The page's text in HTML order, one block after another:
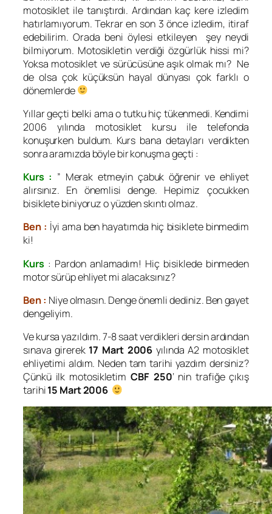
motosiklet ile tanıştırdı. Ardından kaç kere izledim
hatırlamıyorum. Tekrar en son 3 önce izledim, itiraf
edebilirim. Orada beni öylesi etkileyen şey neydi
bilmiyorum. Motosikletin verdiği özgürlük hissi mi?
Yoksa motosiklet ve sürücüsüne aşık olmak mı? Ne
de olsa çok küçüksün hayal dünyası çok farklı o
dönemlerde
Yıllar geçti belki ama o tutku hiç tükenmedi. Kendimi
2006 yılında motosiklet kursu ile telefonda
konuşurken buldum. Kurs bana detayları verdikten
sonra aramızda böyle bir konuşma geçti :
Kurs : ” Merak etmeyin çabuk öğrenir ve ehliyet
alırsınız. En önemlisi denge. Hepimiz çocukken
bisiklete biniyoruz o yüzden skıntı olmaz.
Ben : İyi ama ben hayatımda hiç bisiklete binmedim
ki!
Kurs : Pardon anlamadım! Hiç bisiklede binmeden
motor sürüp ehliyet mi alacaksınız?
Ben : Niye olmasın. Denge önemli dediniz. Ben gayet
dengeliyim.
Ve kursa yazıldım. 7-8 saat verdikleri dersin ardından
sınava girerek 17 Mart 2006 yılında A2 motosiklet
ehliyetimi aldım. Neden tam tarihi yazdım dersiniz?
Çünkü ilk motosikletimCBF 250‘ nin trafiğe çıkış
tarihi15 Mart 2006